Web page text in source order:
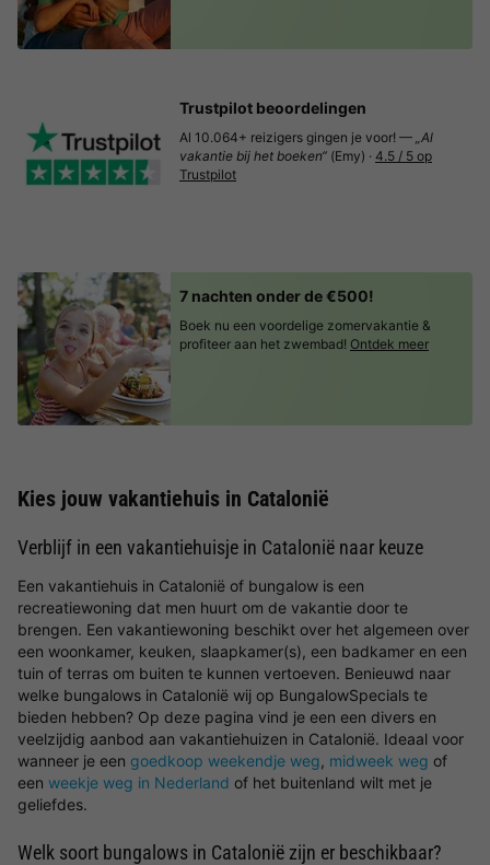
Trustpilot beoordelingen
Al 10.064+ reizigers gingen je voor! — „Al
vakantie bij het boeken“ (Emy) · 4.5 / 5 op
Trustpilot
7 nachten onder de €500!
Boek nu een voordelige zomervakantie &
profiteer aan het zwembad! Ontdek meer
Kies jouw vakantiehuis in Catalonië
Verblijf in een vakantiehuisje in Catalonië naar keuze
Een vakantiehuis in Catalonië of bungalow is een
recreatiewoning dat men huurt om de vakantie door te
brengen. Een vakantiewoning beschikt over het algemeen over
een woonkamer, keuken, slaapkamer(s), een badkamer en een
tuin of terras om buiten te kunnen vertoeven. Benieuwd naar
welke bungalows in Catalonië wij op BungalowSpecials te
bieden hebben? Op deze pagina vind je een een divers en
veelzijdig aanbod aan vakantiehuizen in Catalonië. Ideaal voor
wanneer je een goedkoop weekendje weg, midweek weg of
een weekje weg in Nederland of het buitenland wilt met je
geliefdes.
Welk soort bungalows in Catalonië zijn er beschikbaar?